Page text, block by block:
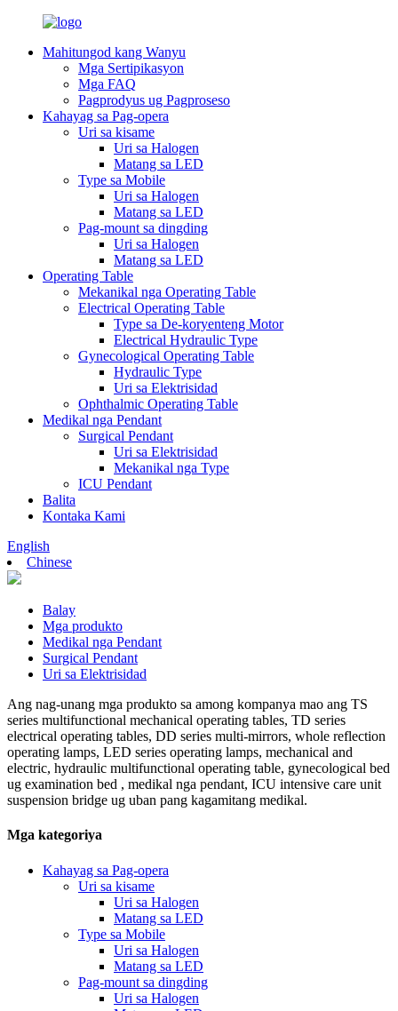
Mahitungod kang Wanyu
Mga Sertipikasyon
Mga FAQ
Pagprodyus ug Pagproseso
Kahayag sa Pag-opera
Uri sa kisame
Uri sa Halogen
Matang sa LED
Type sa Mobile
Uri sa Halogen
Matang sa LED
Pag-mount sa dingding
Uri sa Halogen
Matang sa LED
Operating Table
Mekanikal nga Operating Table
Electrical Operating Table
Type sa De-koryenteng Motor
Electrical Hydraulic Type
Gynecological Operating Table
Hydraulic Type
Uri sa Elektrisidad
Ophthalmic Operating Table
Medikal nga Pendant
Surgical Pendant
Uri sa Elektrisidad
Mekanikal nga Type
ICU Pendant
Balita
Kontaka Kami
English
Chinese
Balay
Mga produkto
Medikal nga Pendant
Surgical Pendant
Uri sa Elektrisidad
Ang nag-unang mga produkto sa among kompanya mao ang TS
series multifunctional mechanical operating tables, TD series
electrical operating tables, DD series multi-mirrors, whole reflection
operating lamps, LED series operating lamps, mechanical and
electric, hydraulic multifunctional operating table, gynecological bed
ug examination bed , medikal nga pendant, ICU intensive care unit
suspension bridge ug uban pang kagamitang medikal.
Mga kategoriya
Kahayag sa Pag-opera
Uri sa kisame
Uri sa Halogen
Matang sa LED
Type sa Mobile
Uri sa Halogen
Matang sa LED
Pag-mount sa dingding
Uri sa Halogen